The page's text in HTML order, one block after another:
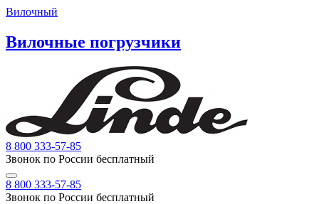
Вилочный
Вилочные погрузчики
8 800 333-57-85
Звонок по России бесплатный
8 800 333-57-85
Звонок по России бесплатный